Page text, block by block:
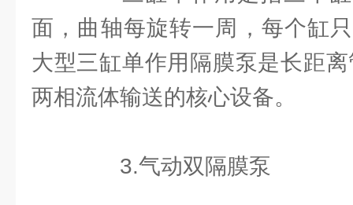
面，曲轴每旋转一周，每个缸
大型三缸单作用隔膜泵是长距
两相流体输送的核心设备。
3.气动双隔膜泵